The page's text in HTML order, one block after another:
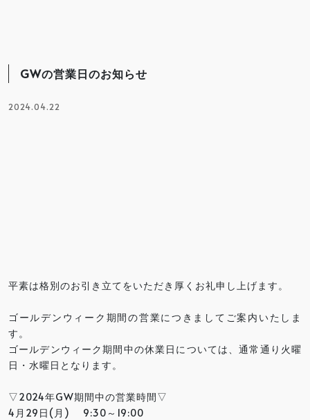
GWの営業日のお知らせ
2024.04.22
平素は格別のお引き立てをいただき厚くお礼申し上げます。
ゴールデンウィーク期間の営業につきましてご案内いたしま
す。
ゴールデンウィーク期間中の休業日については、通常通り火曜
日・水曜日となります。
▽2024年GW期間中の営業時間▽
4月29日(月) 9:30～19:00